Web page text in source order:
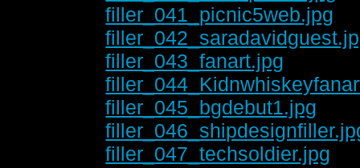
filler_041_picnic5web.jpg
filler_043_fanart.jpg
filler_045_bgdebut1.jpg
filler_047_techsoldier.jpg